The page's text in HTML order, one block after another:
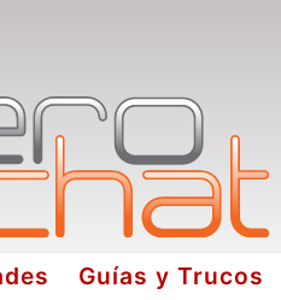
Guías y Trucos